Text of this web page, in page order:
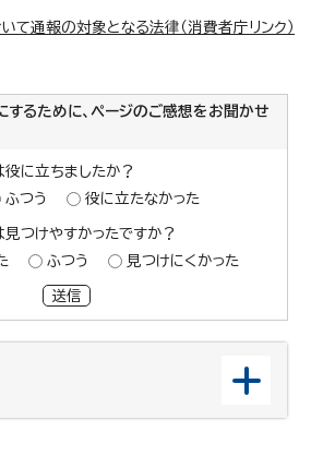
て通報の対象となる法律（消費者庁リンク）
するために、ページのご感想をお聞かせ
に立ちましたか？
ふつう 役に立たなかった
つけやすかったですか？
ふつう 見つけにくかった
送信